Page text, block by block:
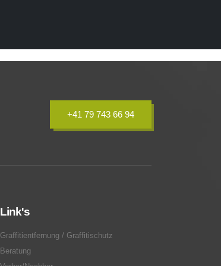
+41 79 743 66 94
Link's
Graffitientfernung / Graffitischutz
Beratung